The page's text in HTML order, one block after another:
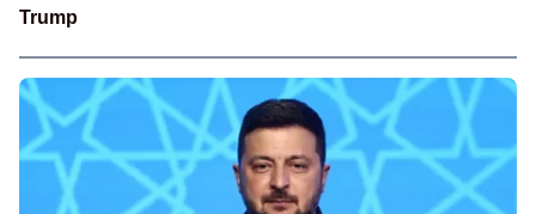
Trump